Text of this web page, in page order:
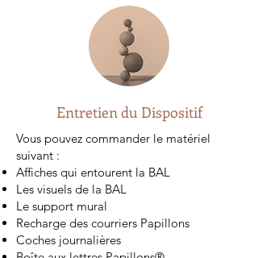
Entretien du Dispositif
Vous pouvez commander le matériel
suivant :
Affiches qui entourent la BAL
Les visuels de la BAL
Le support mural
Recharge des courriers Papillons
Coches journalières